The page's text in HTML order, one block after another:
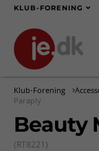
KLUB-FORENING
Klub-Forening
Paraply
Beauty
(RT8221)